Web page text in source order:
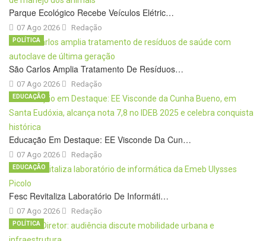
Parque Ecológico Recebe Veículos Elétric…
07 Ago 2026 Redação
São Carlos Amplia Tratamento De Resíduos…
07 Ago 2026
POLÍTICA
Redação
Educação Em Destaque: EE Visconde Da Cun…
07 Ago 2026
EDUCAÇÃO
Redação
Fesc Revitaliza Laboratório De Informáti…
07 Ago 2026
EDUCAÇÃO
Redação
POLÍTICA